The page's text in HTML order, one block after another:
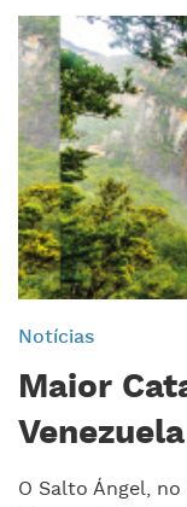
Notícias
Maior
Venezuela
O Salto Ángel,